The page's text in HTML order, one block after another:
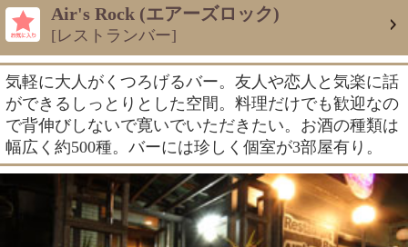
Air's Rock (エアーズロック)
[レストランバー]
気軽に大人がくつろげるバー。友人や恋人と気楽に話
ができるしっとりとした空間。料理だけでも歓迎なの
で背伸びしないで寛いでいただきたい。お酒の種類は
幅広く約500種。バーには珍しく個室が3部屋有り。